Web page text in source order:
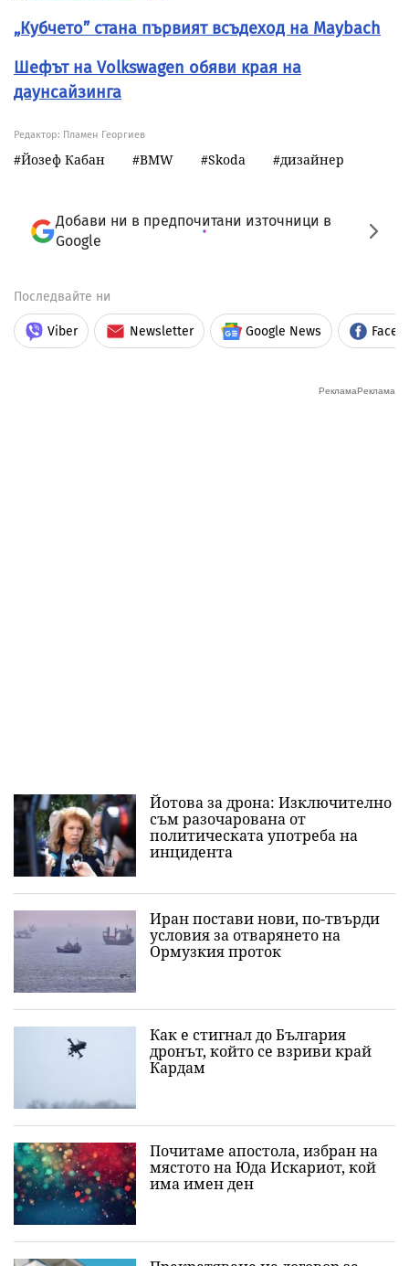
„Кубчето” стана първият всъдеход на Maybach
Шефът на Volkswagen обяви края на
даунсайзинга
Редактор: Пламен Георгиев
Йозеф Кабан BMW Skoda дизайнер
Добави ни в предпочитани източници в
Google
Последвайте ни
Viber Newsletter Google News
Йотова за дрона: Изключително
съм разочарована от
политическата употреба на
инцидента
Иран постави нови, по-твърди
условия за отварянето на
Ормузкия проток
Как е стигнал до България
дронът, който се взриви край
Кардам
Почитаме апостола, избран на
мястото на Юда Искариот, кой
има имен ден